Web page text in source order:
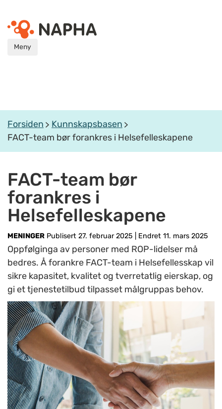
Meny
Forsiden
Kunnskapsbasen
FACT-team bør forankres i Helsefelleskapene
FACT-team bør
forankres i
Helsefelleskapene
MENINGER Publisert 27. februar 2025 Endret 11. mars 2025
Oppfølginga av personer med ROP-lidelser må
bedres. Å forankre FACT-team i Helsefellesskap vil
sikre kapasitet, kvalitet og tverretatlig eierskap, og
gi et tjenestetilbud tilpasset målgruppas behov.